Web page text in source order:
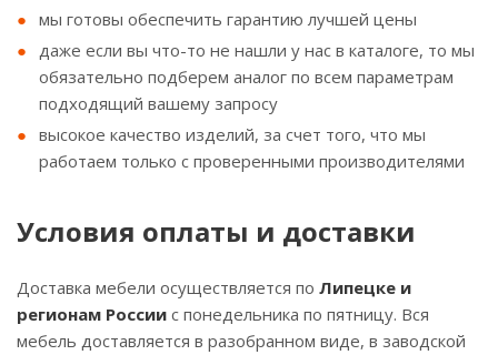
мы готовы обеспечить гарантию лучшей цены
даже если вы что-то не нашли у нас в каталоге, то мы
обязательно подберем аналог по всем параметрам
подходящий вашему запросу
высокое качество изделий, за счет того, что мы
работаем только с проверенными производителями
Условия оплаты и доставки
Доставка мебели осуществляется по Липецке и
регионам России с понедельника по пятницу. Вся
мебель доставляется в разобранном виде, в заводской